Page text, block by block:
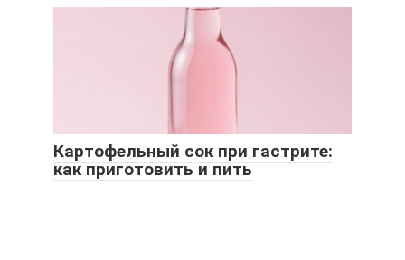
Картофельный сок при гастрите:
как приготовить и пить